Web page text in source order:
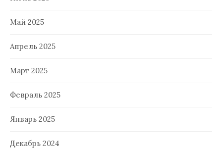
Май 2025
Апрель 2025
Март 2025
Февраль 2025
Январь 2025
Декабрь 2024